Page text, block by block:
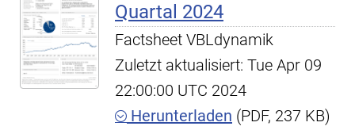
Quartal 2024
Factsheet VBLdynamik
Zuletzt aktualisiert: Tue Apr 09
22:00:00 UTC 2024
Herunterladen (PDF, 237 KB)